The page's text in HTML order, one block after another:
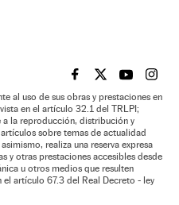
EL PAÍS BRASIL EN
EL PAÍSEL PAÍS
EL
al uso de sus obras y prestaciones en
en el artículo 32.1 del TRLPI;
a la reproducción, distribución y
sobre temas de actualidad
realiza una reserva expresa
y otras prestaciones accesibles desde
u otros medios que resulten
artículo 67.3 del Real Decreto - ley